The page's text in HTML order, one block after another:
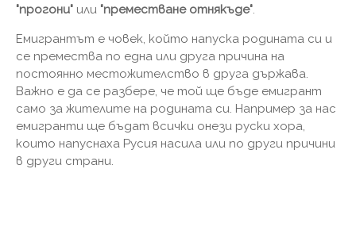
"прогони" или "преместване отнякъде"
Емигрантът е човек, който напуска родината си и
се премества по една или друга причина на
постоянно местожителство в друга държава.
Важно е да се разбере, че той ще бъде емигрант
само за жителите на родината си. Например за нас
емигранти ще бъдат всички онези руски хора,
които напуснаха Русия насила или по други причини
в други страни.